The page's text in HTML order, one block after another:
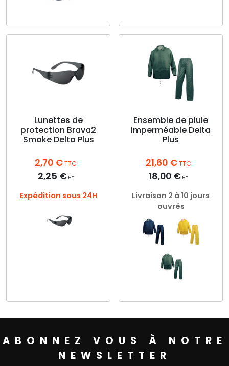
produit
variations.
options
choisies
sur
la
du
produit
a
plusieurs
Les
options
peuvent
être
choisies
la
page
du
Lunettes de
protection Brava2
Smoke Delta Plus
2,70 €TTC
2,25 € HT
Expédition sous 24H
options
être
choisies
sur
Ensemble de pluie
imperméable Delta
Plus
21,60 € TTC
18,00 € HT
Livraison 2 à 10 jours
ouvrés
a
variations.
ABONNEZ VOUS À NOTRE
NEWSLETTER